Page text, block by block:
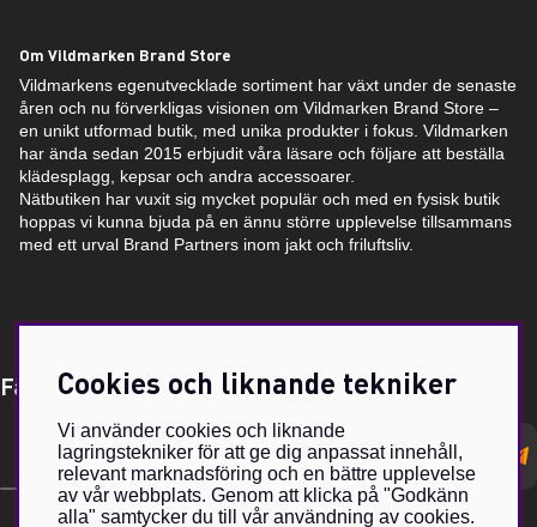
Om Vildmarken Brand Store
Vildmarkens egenutvecklade sortiment har växt under de senaste
åren och nu förverkligas visionen om Vildmarken Brand Store –
en unikt utformad butik, med unika produkter i fokus. Vildmarken
har ända sedan 2015 erbjudit våra läsare och följare att beställa
klädesplagg, kepsar och andra accessoarer.
Nätbutiken har vuxit sig mycket populär och med en fysisk butik
hoppas vi kunna bjuda på en ännu större upplevelse tillsammans
med ett urval Brand Partners inom jakt och friluftsliv.
Få Magasin Vildmarken direkt till din e-post!*
postadress
Cookies och liknande tekniker
Vi använder cookies och liknande
lagringstekniker för att ge dig anpassat innehåll,
relevant marknadsföring och en bättre upplevelse
av vår webbplats. Genom att klicka på "Godkänn
alla" samtycker du till vår användning av cookies.